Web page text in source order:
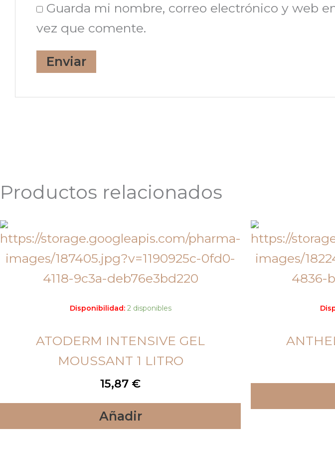
Guarda mi nombre, correo electrónico y web
vez que comente.
Productos relacionados
Disponibilidad: 2 disponibles
ATODERM INTENSIVE GEL
MOUSSANT 1 LITRO
15,87 €
Añadir